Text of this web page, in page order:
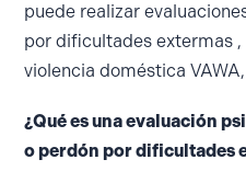
puede realizar
por dificultades extermas ,
violencia doméstica
¿Qué es una evaluación
o perdón por dificultades